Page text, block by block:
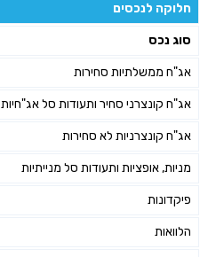
חלוקה לנכסים
סוג נכס
אג"ח ממשלתיות סחירות
אג"ח קונצרני סחיר ותעודות סל אג"חיות
אג"ח קונצרניות לא סחירות
מניות, אופציות ותעודות סל מנייתיות
פיקדונות
הלוואות